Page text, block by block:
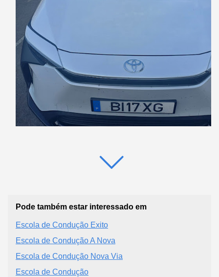
Pode também estar interessado em
Escola de Condução Exito
Escola de Condução A Nova
Escola de Condução Nova Via
Escola de Condução